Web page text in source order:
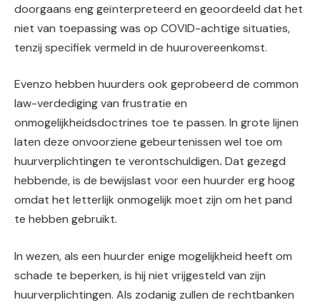
doorgaans eng geïnterpreteerd en geoordeeld dat het
niet van toepassing was op COVID-achtige situaties,
tenzij specifiek vermeld in de huurovereenkomst.
Evenzo hebben huurders ook geprobeerd de common
law-verdediging van frustratie en
onmogelijkheidsdoctrines toe te passen. In grote lijnen
laten deze onvoorziene gebeurtenissen wel toe om
huurverplichtingen te verontschuldigen. Dat gezegd
hebbende, is de bewijslast voor een huurder erg hoog
omdat het letterlijk onmogelijk moet zijn om het pand
te hebben gebruikt.
In wezen, als een huurder enige mogelijkheid heeft om
schade te beperken, is hij niet vrijgesteld van zijn
huurverplichtingen. Als zodanig zullen de rechtbanken